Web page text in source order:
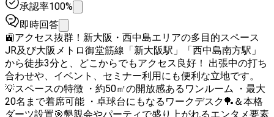
承認率100%
即時回答
🚉アクセス抜群！新大阪・西中島エリアの多目的スペース
JR及び大阪メトロ御堂筋線「新大阪駅」「西中島南方駅」
から徒歩3分と、どこからでもアクセス良好！ 出張中の打ち
合わせや、イベント、セミナー利用にも便利な立地です。
💡スペースの特徴 ・約50㎡の開放感あるワンルーム ・最大
20名まで着席可能 ・卓球台にもなるワークデスク🏓＆本格
ダーツ設置🎯懇親会やパーティで盛り上がれるエンタメ要素